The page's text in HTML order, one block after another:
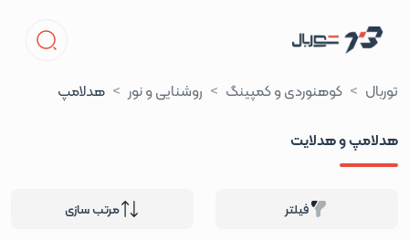
توربال کوهنوردی و کمپینگ روشنایی و نور
هدلامپ
هدلامپ و هدلایت
فیلتر مرتب سازی